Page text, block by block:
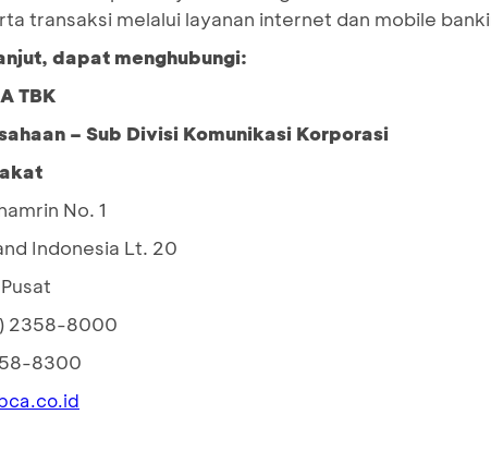
transaksi melalui layanan internet dan mobile
dapat menghubungi:
TBK
– Sub Divisi Komunikasi Korporasi
No. 1
Indonesia Lt. 20
2358-8000
8300